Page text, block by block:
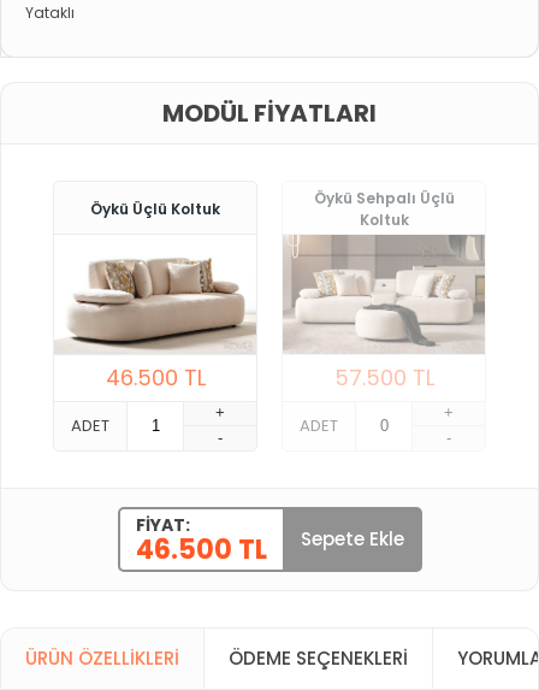
Yataklı
MODÜL FIYATLARI
Öykü Üçlü Koltuk
46.500 TL
ADET
+
-
Öykü Sehpalı Üçlü
Koltuk
57.500 TL
ADET
+
-
FIYAT:
46.500 TL Sepete Ekle
ÜRÜN ÖZELLIKLERI ÖDEME SEÇENEKLERI